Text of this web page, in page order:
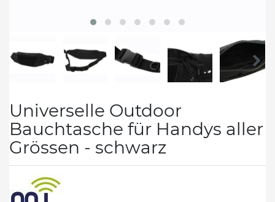
Universelle Outdoor
Bauchtasche für Handys aller
Grössen - schwarz